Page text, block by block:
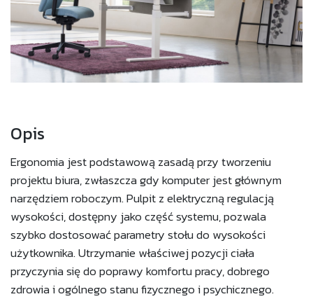
Opis
Ergonomia jest podstawową zasadą przy tworzeniu
projektu biura, zwłaszcza gdy komputer jest głównym
narzędziem roboczym. Pulpit z elektryczną regulacją
wysokości, dostępny jako część systemu, pozwala
szybko dostosować parametry stołu do wysokości
użytkownika. Utrzymanie właściwej pozycji ciała
przyczynia się do poprawy komfortu pracy, dobrego
zdrowia i ogólnego stanu fizycznego i psychicznego.